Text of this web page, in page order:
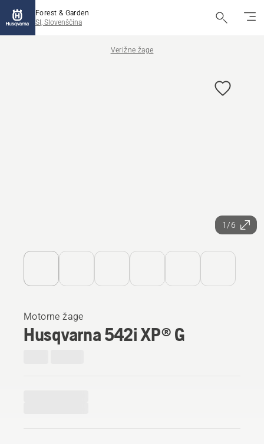
Forest & Garden
SI, Slovenščina
Verižne žage
1/6
Motorne žage
Husqvarna 542i XP® G